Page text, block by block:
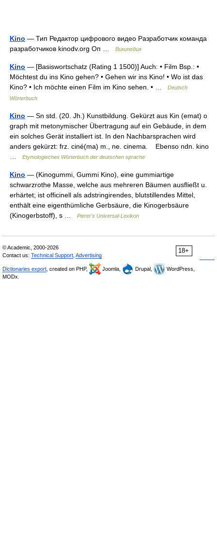
Kino — Тип Редактор цифрового видео Разработчик команда
разработчиков kinodv.org Оп …
Википедия
Kino — [Basiswortschatz (Rating 1 1500)] Auch: • Film Bsp.: •
Möchtest du ins Kino gehen? • Gehen wir ins Kino! • Wo ist das
Kino? • Ich möchte einen Film im Kino sehen. • …
Deutsch
Wörterbuch
Kino — Sn std. (20. Jh.) Kunstbildung. Gekürzt aus Kin (emat) o
graph mit metonymischer Übertragung auf ein Gebäude, in dem
ein solches Gerät installiert ist. In den Nachbarsprachen wird
anders gekürzt: frz. ciné(ma) m., ne. cinema. Ebenso ndn. kino
Etymologisches Wörterbuch der deutschen sprache
Kino — (Kinogummi, Gummi Kino), eine gummiartige
schwarzrothe Masse, welche aus mehreren Bäumen ausfließt u.
erhärtet; ist officinell als adstringirendes, blutstillendes Mittel,
enthält eine eigenthümliche Gerbsäure, die Kinogerbsäure
(Kinogerbstoff), s …
Pierer's Universal-Lexikon
18+
© Academic, 2000-2026
Contact us: Technical Support Advertising
Dictionaries export , created on PHP, Joomla, Drupal,
WordPress,
MODx.